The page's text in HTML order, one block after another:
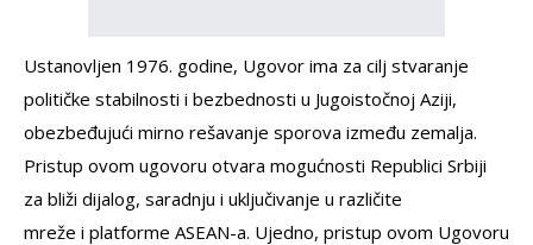
Ustanovljen 1976. godine, Ugovor ima za cilj stvaranje
političke stabilnosti i bezbednosti u Jugoistočnoj Aziji,
obezbeđujući mirno rešavanje sporova između zemalja.
Pristup ovom ugovoru otvara mogućnosti Republici Srbiji
za bliži dijalog, saradnju i uključivanje u različite
mreže i platforme ASEAN-a. Ujedno, pristup ovom Ugovoru